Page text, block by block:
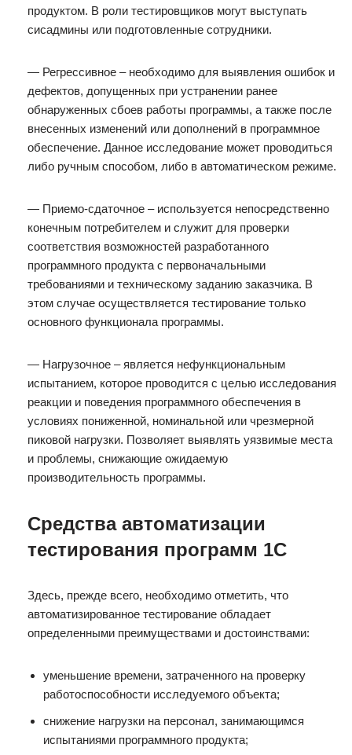
продуктом. В роли тестировщиков могут выступать
сисадмины или подготовленные сотрудники.
— Регрессивное – необходимо для выявления ошибок и
дефектов, допущенных при устранении ранее
обнаруженных сбоев работы программы, а также после
внесенных изменений или дополнений в программное
обеспечение. Данное исследование может проводиться
либо ручным способом, либо в автоматическом режиме.
— Приемо-сдаточное – используется непосредственно
конечным потребителем и служит для проверки
соответствия возможностей разработанного
программного продукта с первоначальными
требованиями и техническому заданию заказчика. В
этом случае осуществляется тестирование только
основного функционала программы.
— Нагрузочное – является нефункциональным
испытанием, которое проводится с целью исследования
реакции и поведения программного обеспечения в
условиях пониженной, номинальной или чрезмерной
пиковой нагрузки. Позволяет выявлять уязвимые места
и проблемы, снижающие ожидаемую
производительность программы.
Средства автоматизации
тестирования программ 1С
Здесь, прежде всего, необходимо отметить, что
автоматизированное тестирование обладает
определенными преимуществами и достоинствами:
уменьшение времени, затраченного на проверку
работоспособности исследуемого объекта;
снижение нагрузки на персонал, занимающимся
испытаниями программного продукта;